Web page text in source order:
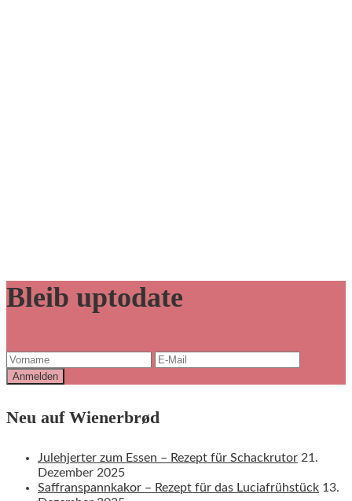
Bleib uptodate
Neu auf Wienerbrød
Julehjerter zum Essen – Rezept für Schackrutor 21.
Dezember 2025
Saffranspannkakor – Rezept für das Luciafrühstück 13.